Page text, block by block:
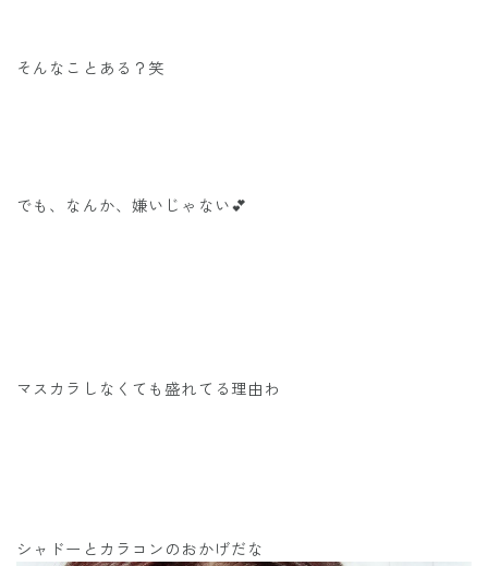
そんなことある？笑
でも、なんか、嫌いじゃない💕
マスカラしなくても盛れてる理由わ
シャドーとカラコンのおかげだな